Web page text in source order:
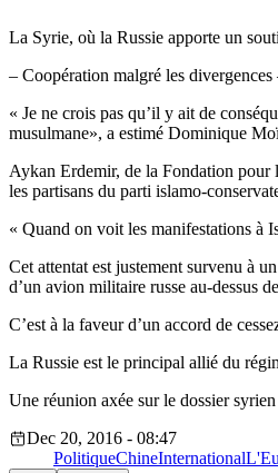
La Syrie, où la Russie apporte un
– Coopération malgré les divergences
« Je ne crois pas qu’il y ait de
musulmane», a estimé Dominique
Aykan Erdemir, de la Fondation pour
les partisans du parti islamo-
« Quand on voit les manifestations à
Cet attentat est justement survenu à
d’un avion militaire russe au-dessus
C’est à la faveur d’un accord de
La Russie est le principal allié du
Une réunion axée sur le dossier
Dec 20, 2016 - 08:47
PolitiqueChineInternational